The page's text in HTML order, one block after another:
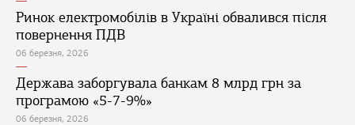
Ринок електромобілів в Україні обвалився після
повернення ПДВ
06 березня, 2026
Держава заборгувала банкам 8 млрд грн за
програмою «5-7-9%»
06 березня, 2026